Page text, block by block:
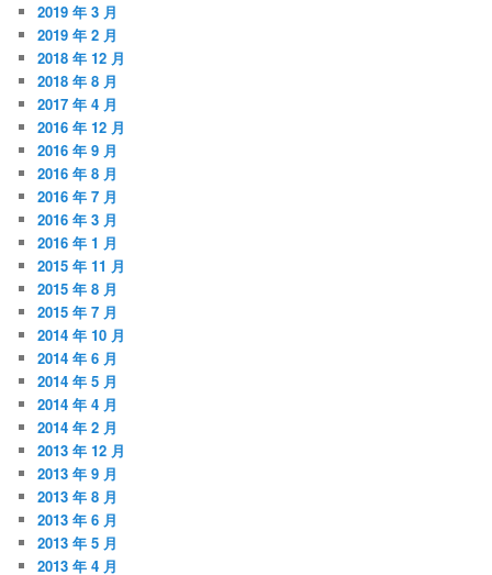
2019 年 3 月
2019 年 2 月
2018 年 12 月
2018 年 8 月
2017 年 4 月
2016 年 12 月
2016 年 9 月
2016 年 8 月
2016 年 7 月
2016 年 3 月
2016 年 1 月
2015 年 11 月
2015 年 8 月
2015 年 7 月
2014 年 10 月
2014 年 6 月
2014 年 5 月
2014 年 4 月
2014 年 2 月
2013 年 12 月
2013 年 9 月
2013 年 8 月
2013 年 6 月
2013 年 5 月
2013 年 4 月